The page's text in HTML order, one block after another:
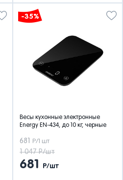
-35%
Весы кухонные электронные
Energy EN-434, до 10 кг, черные
681 Р/1 шт
1 047 Р/шт
681 Р/шт